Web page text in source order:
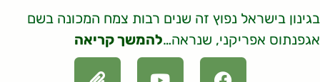
בגינון בישראל נפוץ זה שנים רבות צמח המכונה בשם
אגפנתוס אפריקני, שנראה…להמשך קריאה